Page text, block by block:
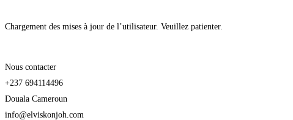
Chargement des mises à jour de l’utilisateur. Veuillez patienter.
Nous contacter
+237 694114496
Douala Cameroun
info@elviskonjoh.com